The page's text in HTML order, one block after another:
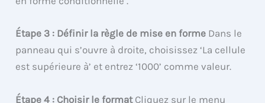
Étape 3 : Définir la règle de mise en forme Dans le
panneau qui s’ouvre à droite, choisissez ‘La cellule
est supérieure à’ et entrez ‘1000’ comme valeur.
Étape 4 : Choisir le formatCliquez sur le menu